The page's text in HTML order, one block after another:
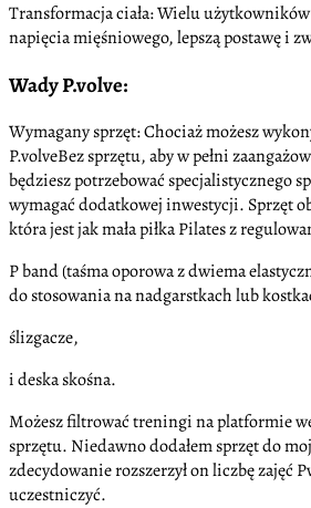
Transformacja ciała: Wielu użytkowników
napięcia mięśniowego, lepszą postawę i
Wady P.volve:
Wymagany sprzęt: Chociaż możesz
P.volveBez sprzętu, aby w pełni
będziesz potrzebować specjalistycznego
wymagać dodatkowej inwestycji. Sprzęt
która jest jak mała piłka Pilates z
P band (taśma oporowa z dwiema
do stosowania na nadgarstkach lub
ślizgacze,
i deska skośna.
Możesz filtrować treningi na platformie
sprzętu. Niedawno dodałem sprzęt do
zdecydowanie rozszerzył on liczbę zajęć
uczestniczyć.